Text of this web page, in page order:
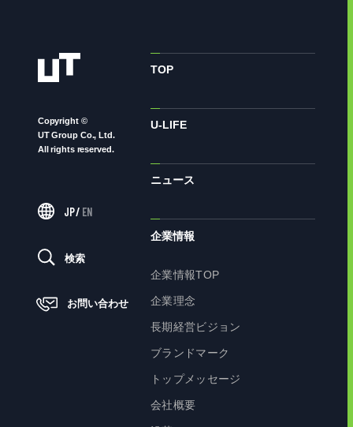
Copyright ©
UT Group Co., Ltd.
All rights reserved.
JP/ EN
検索
お問い合わせ
TOP
U-LIFE
ニュース
企業情報
企業情報TOP
企業理念
長期経営ビジョン
ブランドマーク
トップメッセージ
会社概要